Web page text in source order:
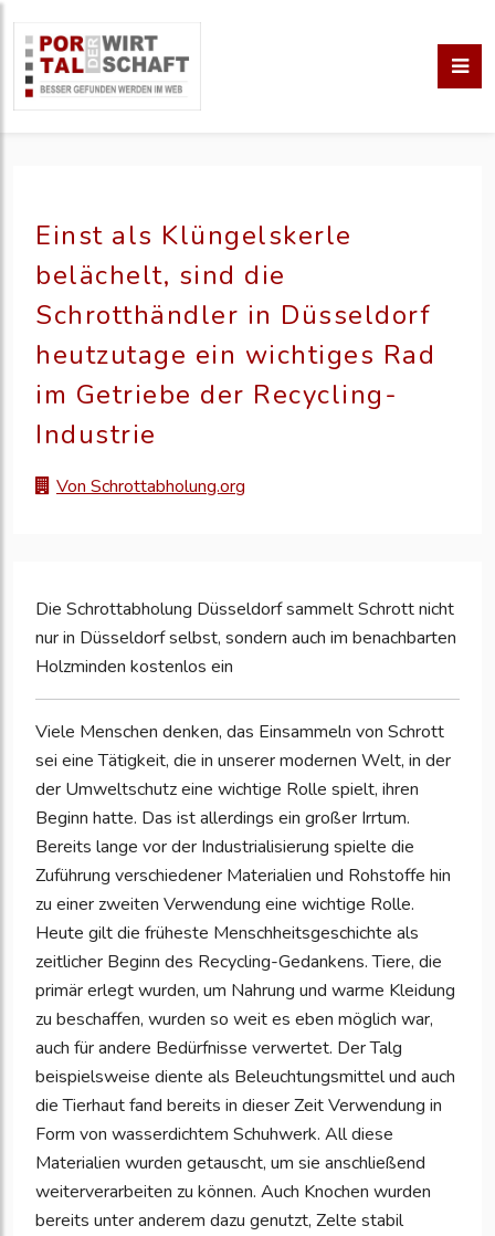
Einst als Klüngelskerle
belächelt, sind die
Schrotthändler in Düsseldorf
heutzutage ein wichtiges Rad
im Getriebe der Recycling-
Industrie
Von Schrottabholung.org
Die Schrottabholung Düsseldorf sammelt Schrott nicht
nur in Düsseldorf selbst, sondern auch im benachbarten
Holzminden kostenlos ein
Viele Menschen denken, das Einsammeln von Schrott
sei eine Tätigkeit, die in unserer modernen Welt, in der
der Umweltschutz eine wichtige Rolle spielt, ihren
Beginn hatte. Das ist allerdings ein großer Irrtum.
Bereits lange vor der Industrialisierung spielte die
Zuführung verschiedener Materialien und Rohstoffe hin
zu einer zweiten Verwendung eine wichtige Rolle.
Heute gilt die früheste Menschheitsgeschichte als
zeitlicher Beginn des Recycling-Gedankens. Tiere, die
primär erlegt wurden, um Nahrung und warme Kleidung
zu beschaffen, wurden so weit es eben möglich war,
auch für andere Bedürfnisse verwertet. Der Talg
beispielsweise diente als Beleuchtungsmittel und auch
die Tierhaut fand bereits in dieser Zeit Verwendung in
Form von wasserdichtem Schuhwerk. All diese
Materialien wurden getauscht, um sie anschließend
weiterverarbeiten zu können. Auch Knochen wurden
bereits unter anderem dazu genutzt, Zelte stabil